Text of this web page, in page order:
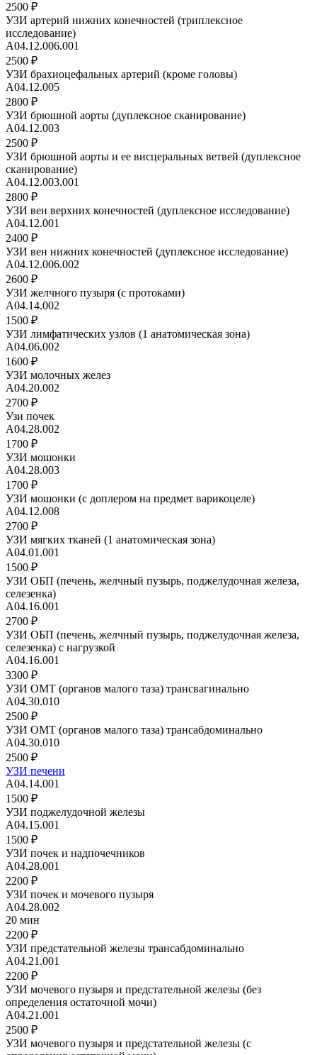
2500 ₽
УЗИ артерий нижних конечностей (триплексное
исследование)
A04.12.006.001
2500 ₽
УЗИ брахиоцефальных артерий (кроме головы)
А04.12.005
2800 ₽
УЗИ брюшной аорты (дуплексное сканирование)
A04.12.003
2500 ₽
УЗИ брюшной аорты и ее висцеральных ветвей (дуплексное
сканирование)
A04.12.003.001
2800 ₽
УЗИ вен верхних конечностей (дуплексное исследование)
A04.12.001
2400 ₽
УЗИ вен нижних конечностей (дуплексное исследование)
А04.12.006.002
2600 ₽
УЗИ желчного пузыря (с протоками)
А04.14.002
1500 ₽
УЗИ лимфатических узлов (1 анатомическая зона)
А04.06.002
1600 ₽
УЗИ молочных желез
А04.20.002
2700 ₽
Узи почек
А04.28.002
1700 ₽
УЗИ мошонки
А04.28.003
1700 ₽
УЗИ мошонки (с доплером на предмет варикоцеле)
А04.12.008
2700 ₽
УЗИ мягких тканей (1 анатомическая зона)
А04.01.001
1500 ₽
УЗИ ОБП (печень, желчный пузырь, поджелудочная железа,
селезенка)
A04.16.001
2700 ₽
УЗИ ОБП (печень, желчный пузырь, поджелудочная железа,
селезенка) с нагрузкой
А04.16.001
3300 ₽
УЗИ ОМТ (органов малого таза) трансвагинально
А04.30.010
2500 ₽
УЗИ ОМТ (органов малого таза) трансабдоминально
А04.30.010
2500 ₽
УЗИ печени
А04.14.001
1500 ₽
УЗИ поджелудочной железы
А04.15.001
1500 ₽
УЗИ почек и надпочечников
A04.28.001
2200 ₽
УЗИ почек и мочевого пузыря
A04.28.002
20 мин
2200 ₽
УЗИ предстательной железы трансабдоминально
А04.21.001
2200 ₽
УЗИ мочевого пузыря и предстательной железы (без
определения остаточной мочи)
А04.21.001
2500 ₽
УЗИ мочевого пузыря и предстательной железы (с